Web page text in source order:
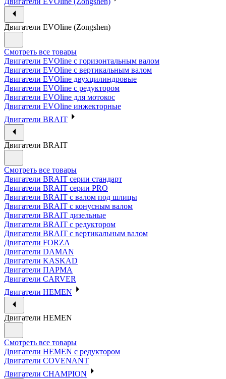
Двигатели EVOline (Zongshen)
Смотреть все товары
Двигатели EVOline с горизонтальным валом
Двигатели EVOline с вертикальным валом
Двигатели EVOline двухцилиндровые
Двигатели EVOline с редуктором
Двигатели EVOline для мотокос
Двигатели EVOline инжекторные
Двигатели BRAIT
Двигатели BRAIT
Смотреть все товары
Двигатели BRAIT серии стандарт
Двигатели BRAIT серии PRO
Двигатели BRAIT с валом под шлицы
Двигатели BRAIT с конусным валом
Двигатели BRAIT дизельные
Двигатели BRAIT с редуктором
Двигатели BRAIT с вертикальным валом
Двигатели FORZA
Двигатели DAMAN
Двигатели KASKAD
Двигатели ПАРМА
Двигатели CARVER
Двигатели HEMEN
Двигатели HEMEN
Смотреть все товары
Двигатели HEMEN с редуктором
Двигатели COVENANT
Двигатели CHAMPION